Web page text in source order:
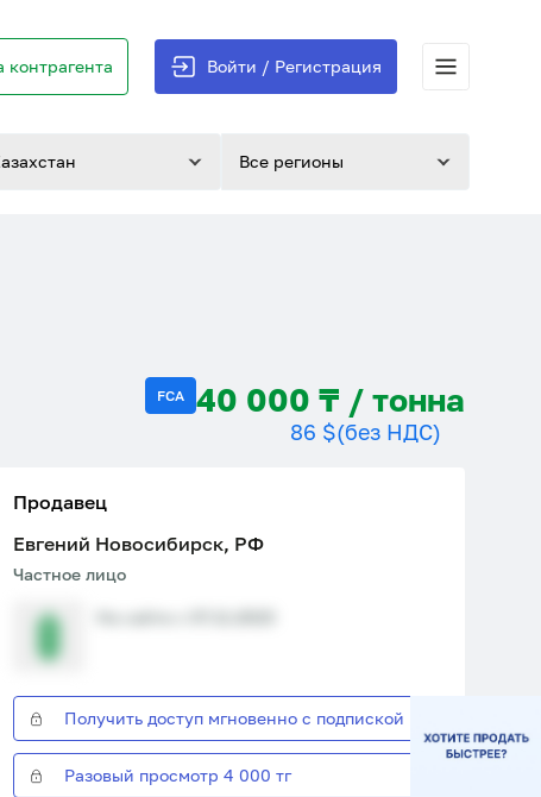
контрагента Войти / Регистрация
Все регионы
FCA 40 000 ₸ / тонна
86 $(без НДС)
Продавец
Евгений Новосибирск, РФ
Частное лицо
Получить доступ мгновенно с подпиской
Разовый просмотр 4 000 тг